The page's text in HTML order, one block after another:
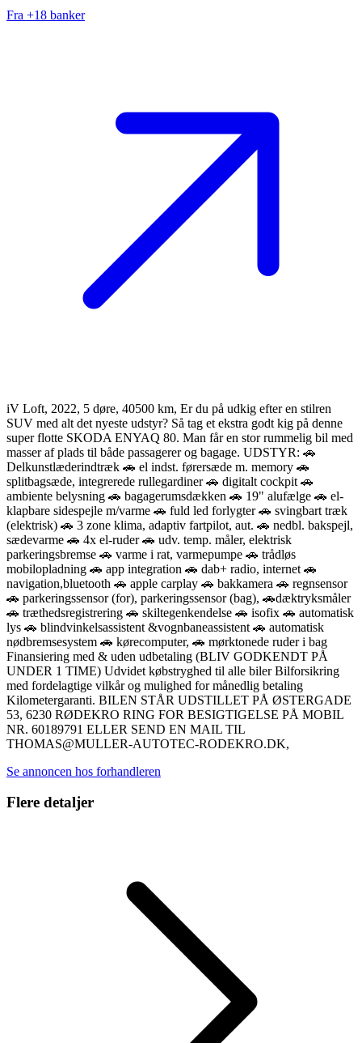
Fra +18 banker
iV Loft, 2022, 5 døre, 40500 km, Er du på udkig efter en stilren
SUV med alt det nyeste udstyr? Så tag et ekstra godt kig på denne
super flotte SKODA ENYAQ 80. Man får en stor rummelig bil med
masser af plads til både passagerer og bagage. UDSTYR: 🚗
Delkunstlæderindtræk 🚗 el indst. førersæde m. memory 🚗
splitbagsæde, integrerede rullegardiner 🚗 digitalt cockpit 🚗
ambiente belysning 🚗 bagagerumsdækken 🚗 19" alufælge 🚗 el-
klapbare sidespejle m/varme 🚗 fuld led forlygter 🚗 svingbart træk
(elektrisk) 🚗 3 zone klima, adaptiv fartpilot, aut. 🚗 nedbl. bakspejl,
sædevarme 🚗 4x el-ruder 🚗 udv. temp. måler, elektrisk
parkeringsbremse 🚗 varme i rat, varmepumpe 🚗 trådløs
mobilopladning 🚗 app integration 🚗 dab+ radio, internet 🚗
navigation,bluetooth 🚗 apple carplay 🚗 bakkamera 🚗 regnsensor
🚗 parkeringssensor (for), parkeringssensor (bag), 🚗dæktryksmåler
🚗 træthedsregistrering 🚗 skiltegenkendelse 🚗 isofix 🚗 automatisk
lys 🚗 blindvinkelsassistent &vognbaneassistent 🚗 automatisk
nødbremsesystem 🚗 kørecomputer, 🚗 mørktonede ruder i bag
Finansiering med & uden udbetaling (BLIV GODKENDT PÅ
UNDER 1 TIME) Udvidet købstryghed til alle biler Bilforsikring
med fordelagtige vilkår og mulighed for månedlig betaling
Kilometergaranti. BILEN STÅR UDSTILLET PÅ ØSTERGADE
53, 6230 RØDEKRO RING FOR BESIGTIGELSE PÅ MOBIL
NR. 60189791 ELLER SEND EN MAIL TIL
THOMAS@MULLER-AUTOTEC-RODEKRO.DK,
Se annoncen hos forhandleren
Flere detaljer